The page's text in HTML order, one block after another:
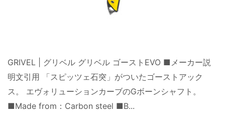
GRIVEL | グリベル グリベル ゴーストEVO ■メーカー説
明文引用 「スピッツェ石突」がついたゴーストアック
ス。 エヴォリューションカーブのGボーンシャフト。
■Made from：Carbon steel ■B...